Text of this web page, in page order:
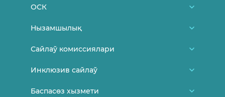
ОСК
Биз туўралы
Байланысыў
Нызамшылық
Өзбекстан Республикасы Конститусиясы
Өзбекстан Республикасы ОСК қарарлари
Сайлаў комиссиялари
Районлық, қалалық сайлаў комиссиялары
Инклюзив сайлаў
Сайлаў ҳəм жаслар
Баспасөз хызмети